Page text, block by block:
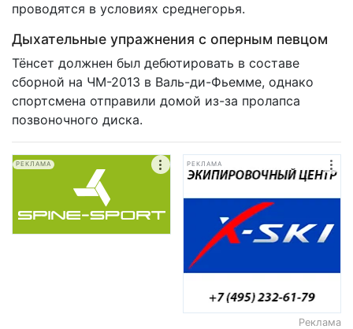
проводятся в условиях среднегорья.
Дыхательные упражнения с оперным певцом
Тёнсет должнен был дебютировать в составе
сборной на ЧМ-2013 в Валь-ди-Фьемме, однако
спортсмена отправили домой из-за пролапса
позвоночного диска.
РЕКЛАМА РЕКЛАМА
Реклама